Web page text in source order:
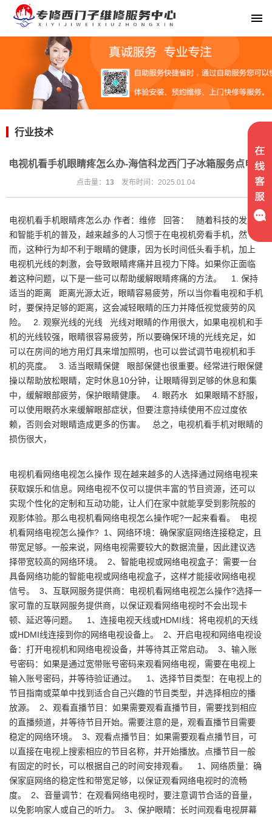
行业技术
电视机看手机眼睛疼怎么办-海信科龙西门子冰箱服务点电话
点击量： 13 发布时间：2025.01.04
电视机看手机眼睛疼怎么办 作者：维修 回答： 随着科技的发展
和智能手机的普及，越来越多的人习惯于在电视机旁看手机，然
而，这种行为却不利于眼睛的健康，因为长时间低头看手机，加上
电视机光线的刺激，会导致眼睛疼痛并且视力下降。如果你正面临
着这种问题，以下是一些可以帮助缓解眼睛疼痛的方法。 1. 保持
适当的距离 距离光源太近，眼睛容易疲劳，所以当你看电视和手机
时，要保持足够的距离，这会减轻眼睛的压力并降低视觉疲劳的风
险。 2. 观察光线的光线 光线对眼睛的作用很大，如果电视机和手
机的光线较强，眼睛很容易疲劳，所以要确保环境的光线充足，如
可以在房间的地方用灯具来增加照明，也可以尝试调节电视机和手
机的亮度。 3. 适当眼睛保健 眼部保健也很重要。经常进行眼保健
操以帮助放松眼睛，定时休息10分钟，让眼睛得到足够的休息和集
中，缓解眼部疲劳，保护眼睛健康。 4. 眼药水 如果眼睛不舒服，
可以使用眼药水来缓解眼部症状，但要注意持续使用不应过度依
赖，否则会对眼睛造成更多的伤害。 总之，电视机看手机对眼睛的
损伤很大，
电视机看网络电视怎么操作 现在越来越多的人选择通过网络电视来
获取娱乐和信息。网络电视不仅可以提供丰富的节目资源，还可以
实现个性化的定制和互动功能，让人们在家中就能享受到影院般的
观影体验。那么电视机看网络电视怎么操作呢?一起来看看。 电视
机看网络电视怎么操作? 1、网络环境：确保家庭网络连接稳定，且
带宽足够。一般来说，网络电视需要较大的数据流量，因此建议选
择带宽较高的网络环境。 2、智能电视或网络电视盒子：需要一台
具备网络功能的智能电视或网络电视盒子，这样才能接收网络电视
信号。 3、互联网服务提供商：电视机看网络电视怎么操作?选择一
家可靠的互联网服务提供商，以保证观看网络电视时不会出现卡
顿、延迟等问题。 1、连接电视天线或HDMI线：将电视机的天线
或HDMI线连接到你的网络电视设备上。 2、开启电视和网络电视设
备：打开电视机和网络电视设备，并等待其正常启动。 3、输入账
号密码：如果是通过宽带账号密码来观看网络电视，需要在电视上
输入账号密码，并等待验证通过。 1、选择节目类型：在电视上的
节目指南或菜单中找到适合自己兴趣的节目类型，并选择相应的播
放源。 2、观看直播节目：如果需要观看直播节目，需要找到相应
的直播频道，并等待节目开始。需要注意的是，观看直播节目需要
稳定的网络环境。 3、观看点播节目：如果需要观看点播节目，可
以直接在电视上搜索相应的节目名称，并开始播放。点播节目一般
有固定的时长，可以根据自己的时间安排观看。 1、网络质量：确
保家庭网络的稳定性和带宽足够，以保证观看网络电视时的流畅
度。 2、音量调节：在观看网络电视时，要注意调节合适的音量，
以免影响家人或自己的听力。 3、保护眼睛：长时间观看电视屏幕